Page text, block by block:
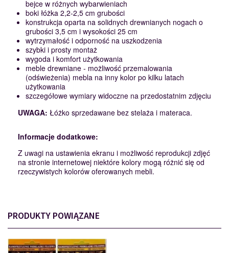
bejce w różnych wybarwieniach
boki łóżka 2,2-2,5 cm grubości
konstrukcja oparta na solidnych drewnianych nogach o
grubości 3,5 cm i wysokości 25 cm
wytrzymałość i odporność na uszkodzenia
szybki i prosty montaż
wygoda i komfort użytkowania
meble drewniane - możliwość przemalowania
(odświeżenia) mebla na inny kolor po kilku latach
użytkowania
szczegółowe wymiary widoczne na przedostatnim zdjęciu
UWAGA: Łóżko sprzedawane bez stelaża i materaca.
Informacje dodatkowe:
Z uwagi na ustawienia ekranu i możliwość reprodukcji zdjęć
na stronie internetowej niektóre kolory mogą różnić się od
rzeczywistych kolorów oferowanych mebli.
PRODUKTY POWIĄZANE
PODKŁADKI
110562